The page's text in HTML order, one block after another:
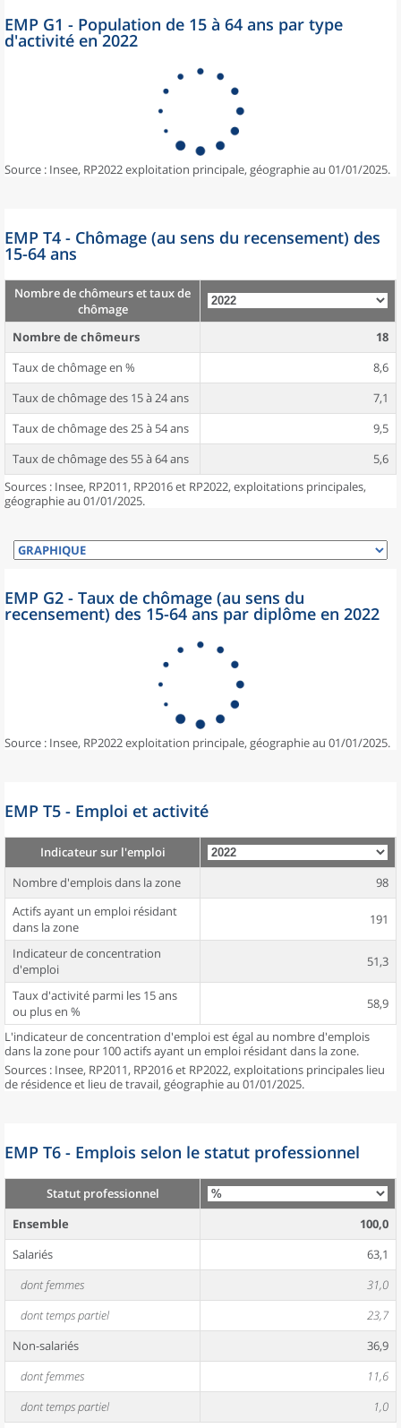
EMP G1 - Population de 15 à 64 ans par type
d'activité en 2022
Source : Insee, RP2022 exploitation principale, géographie au 01/01/2025.
EMP T4 - Chômage (au sens du recensement) des
15-64 ans
Nombre de chômeurs et taux de
chômage
Nombre de chômeurs
18
Taux de chômage en %
8,6
Taux de chômage des 15 à 24 ans
7,1
Taux de chômage des 25 à 54 ans
9,5
Taux de chômage des 55 à 64 ans
5,6
Sources : Insee, RP2011, RP2016 et RP2022, exploitations principales,
géographie au 01/01/2025.
EMP G2 - Taux de chômage (au sens du
recensement) des 15-64 ans par diplôme en 2022
Source : Insee, RP2022 exploitation principale, géographie au 01/01/2025.
EMP T5 - Emploi et activité
Indicateur sur l'emploi
Nombre d'emplois dans la zone
98
Actifs ayant un emploi résidant
dans la zone
191
Indicateur de concentration
d'emploi
51,3
Taux d'activité parmi les 15 ans
ou plus en %
58,9
L'indicateur de concentration d'emploi est égal au nombre d'emplois
dans la zone pour 100 actifs ayant un emploi résidant dans la zone.
Sources : Insee, RP2011, RP2016 et RP2022, exploitations principales lieu
de résidence et lieu de travail, géographie au 01/01/2025.
EMP T6 - Emplois selon le statut professionnel
Statut professionnel
Ensemble
100,0
Salariés
63,1
dont femmes
31,0
dont temps partiel
23,7
Non-salariés
36,9
dont femmes
11,6
dont temps partiel
1,0